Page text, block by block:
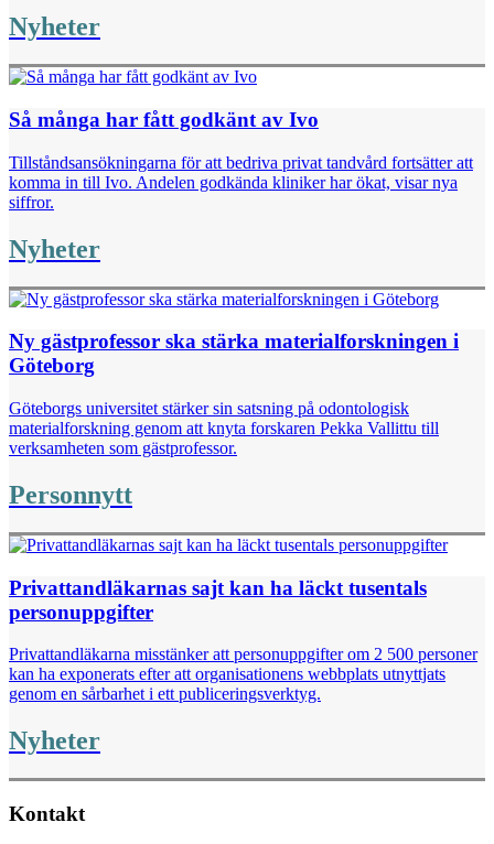
Nyheter
Så många har fått godkänt av Ivo
Tillståndsansökningarna för att bedriva privat tandvård fortsätter att
komma in till Ivo. Andelen godkända kliniker har ökat, visar nya
siffror.
Nyheter
Ny gästprofessor ska stärka materialforskningen i
Göteborg
Göteborgs universitet stärker sin satsning på odontologisk
materialforskning genom att knyta forskaren Pekka Vallittu till
verksamheten som gästprofessor.
Personnytt
Privattandläkarnas sajt kan ha läckt tusentals
personuppgifter
Privattandläkarna misstänker att personuppgifter om 2 500 personer
kan ha exponerats efter att organisationens webbplats utnyttjats
genom en sårbarhet i ett publiceringsverktyg.
Nyheter
Kontakt